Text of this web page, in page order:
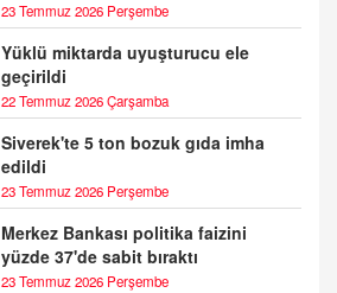
23 Temmuz 2026 Perşembe
Yüklü miktarda uyuşturucu ele
geçirildi
22 Temmuz 2026 Çarşamba
Siverek'te 5 ton bozuk gıda imha
edildi
23 Temmuz 2026 Perşembe
Merkez Bankası politika faizini
yüzde 37'de sabit bıraktı
23 Temmuz 2026 Perşembe